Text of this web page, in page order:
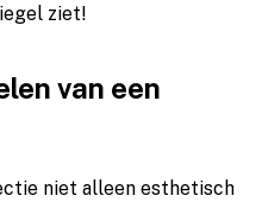
ziet!
van een
niet alleen esthetisch